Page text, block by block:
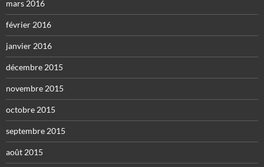
mars 2016
février 2016
janvier 2016
décembre 2015
novembre 2015
octobre 2015
septembre 2015
août 2015